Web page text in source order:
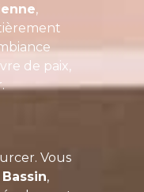
,
de paix,
Vous
,